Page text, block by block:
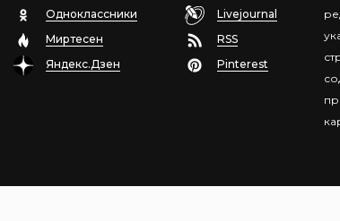
Одноклассники
Livejournal
Миртесен
RSS
Яндекс.Дзен
Pinterest